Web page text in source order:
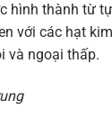
hình thành từ
với các hạt
và ngoại thấp.